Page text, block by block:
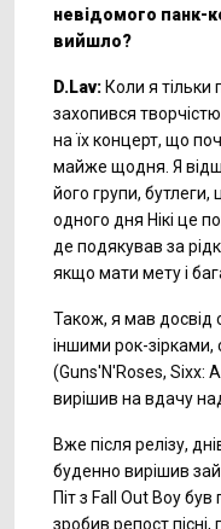
невідомого панк-
вийшло?
D.Lav: Коли я
захопився
на їх концерт, що
майже щодня. Я
його групи, бутлеги,
одного дня Нікі це
де подякував за
якщо мати мету і
Також, я мав досвід
іншими рок-зірками,
(Guns'N'Roses, Sixx:
вирішив на вдачу
Вже після релізу,
буденно вирішив
Піт з Fall Out Boy
зробив репост